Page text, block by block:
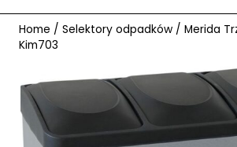
Home / Selektory odpadków / Merida
Kim703